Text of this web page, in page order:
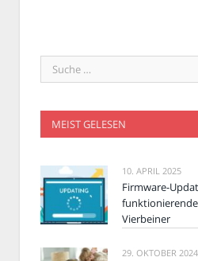
MEIST GELESEN
10. APRIL 2025
Firmware-
Vierbeiner
29. OKTOBER 2024